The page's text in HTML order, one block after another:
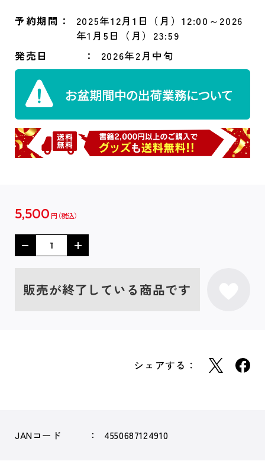
予約期間
2025年12月1日（月）12:00～2026
年1月5日（月）23:59
発売日
2026年2月中旬
5,500 円
販売が終了している商品です
シェアする：
JANコード 4550687124910